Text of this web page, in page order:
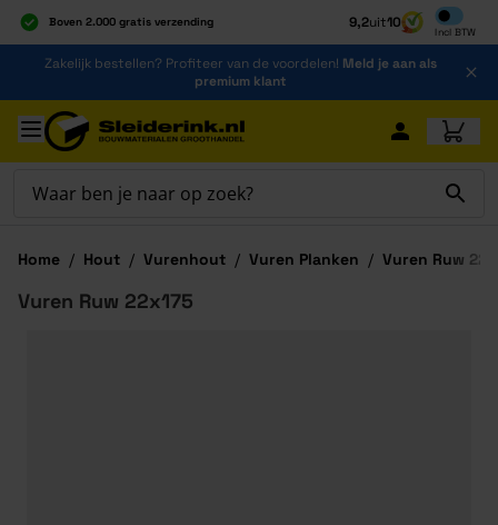
Boven 2.000 gratis verzending
Al 40 jaar dé specialist
Alles onder één dak
9,2uit10
Incl BTW
Inclusief
Ga naar de inhoud
Zakelijk bestellen? Profiteer van de voordelen! Meld je aan als
premium klant
Ga naar hoofdinhoud
Home / Hout / Vurenhout / Vuren Planken / Vuren Ruw
Vuren Ruw 22x175